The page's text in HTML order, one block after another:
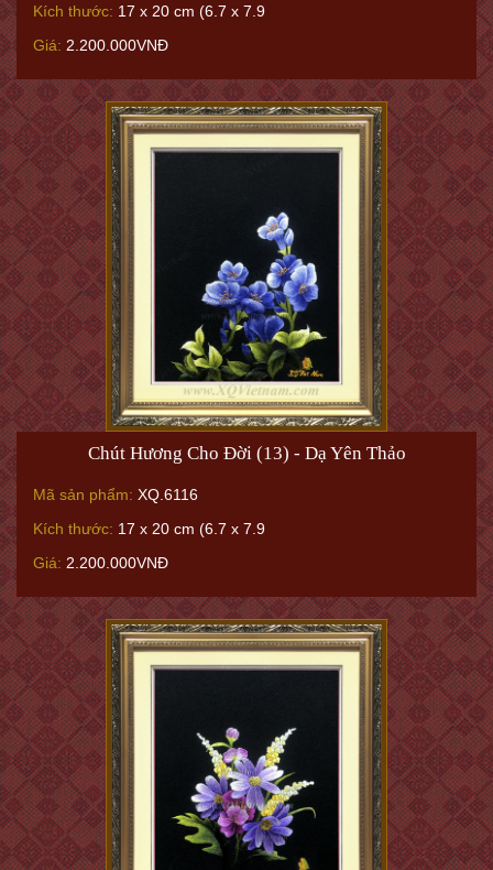
Kích thước: 17 x 20 cm (6.7 x 7.9
Giá: 2.200.000VNĐ
Chút Hương Cho Đời (13) - Dạ Yên Thảo
Mã sản phẩm: XQ.6116
Kích thước: 17 x 20 cm (6.7 x 7.9
Giá: 2.200.000VNĐ